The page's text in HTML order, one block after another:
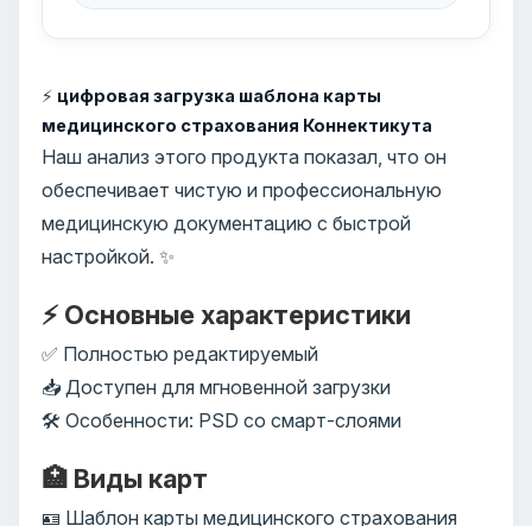
⚡ цифровая загрузка шаблона карты
медицинского страхования Коннектикута
Наш анализ этого продукта показал, что он
обеспечивает чистую и профессиональную
медицинскую документацию с быстрой
настройкой. ✨
⚡ Основные характеристики
✅ Полностью редактируемый
📥 Доступен для мгновенной загрузки
🛠️ Особенности: PSD со смарт-слоями
🏥 Виды карт
🪪 Шаблон карты медицинского страхования